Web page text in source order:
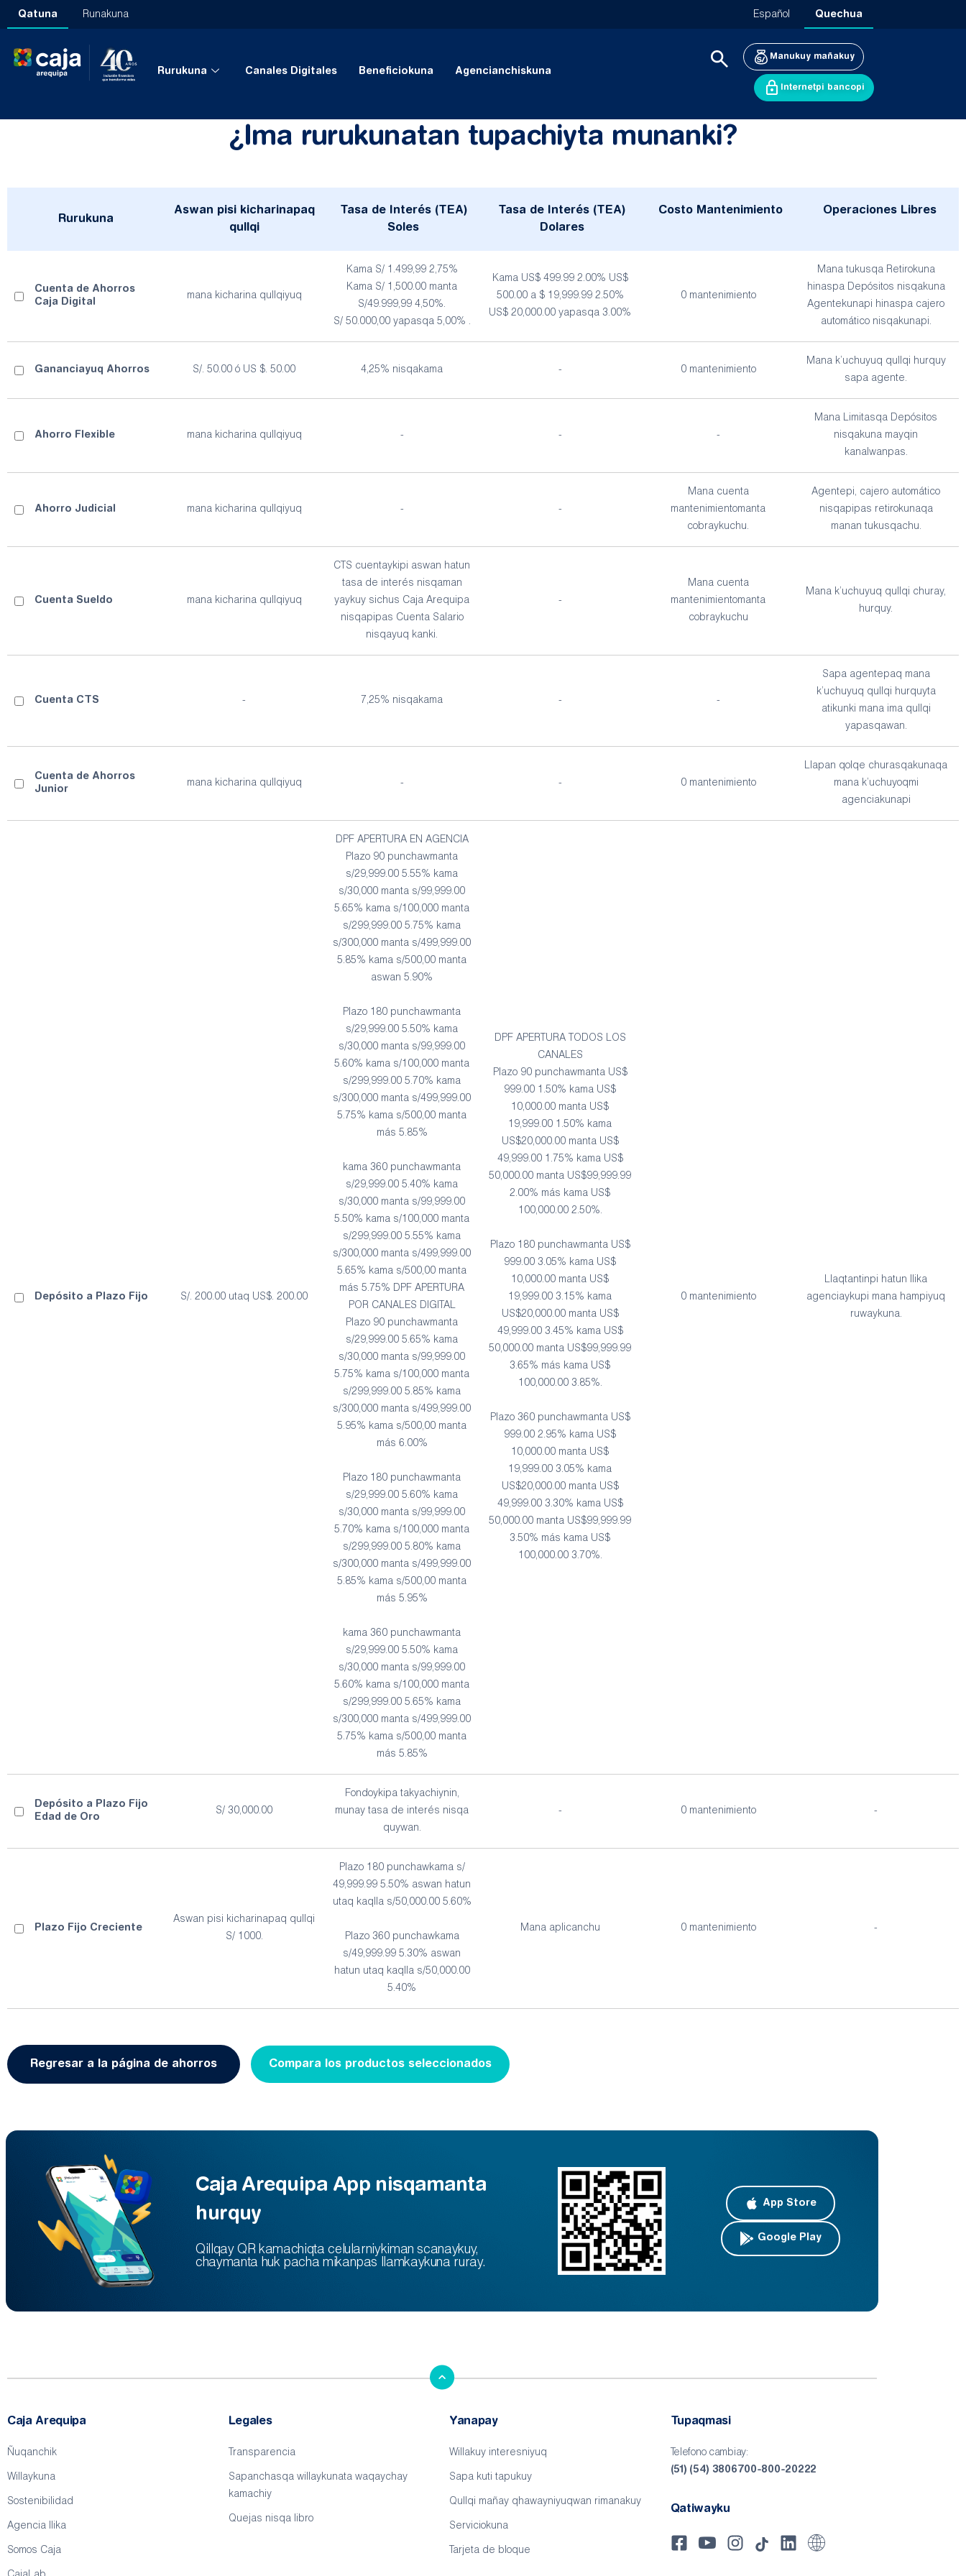
Qatuna Runakuna Español Quechua
Rurukuna Canales Digitales Beneficiokuna Agencianchiskuna
Manukuy mañakuy
Internetpi bancopi
¿Ima rurukunatan tupachiyta munanki?
Rurukuna
Aswan pisi kicharinapaq
qullqi
Tasa de Interés (TEA)
Soles
Tasa de Interés (TEA)
Dolares
Costo Mantenimiento Operaciones Libres
Cuenta de Ahorros
Caja Digital
mana kicharina qullqiyuq
Kama S/ 1.499,99 2,75%
Kama S/ 1,500.00 manta
S/49.999,99 4,50%.
S/ 50.000,00 yapasqa 5,00% .
Kama US$ 499.99 2.00% US$
500.00 a $ 19,999.99 2.50%
US$ 20,000.00 yapasqa 3.00%
0 mantenimiento
Mana tukusqa Retirokuna
hinaspa Depósitos nisqakuna
Agentekunapi hinaspa cajero
automático nisqakunapi.
Gananciayuq Ahorros S/. 50.00 ó US $. 50.00 4,25% nisqakama - 0 mantenimiento
Mana k’uchuyuq qullqi hurquy
sapa agente.
Ahorro Flexible mana kicharina qullqiyuq - - -
Mana Limitasqa Depósitos
nisqakuna mayqin
kanalwanpas.
Ahorro Judicial mana kicharina qullqiyuq - -
Mana cuenta
mantenimientomanta
cobraykuchu.
Agentepi, cajero automático
nisqapipas retirokunaqa
manan tukusqachu.
Cuenta Sueldo mana kicharina qullqiyuq
CTS cuentaykipi aswan hatun
tasa de interés nisqaman
yaykuy sichus Caja Arequipa
nisqapipas Cuenta Salario
nisqayuq kanki.
-
Mana cuenta
mantenimientomanta
cobraykuchu
Mana k’uchuyuq qullqi churay,
hurquy.
Cuenta CTS - 7,25% nisqakama - -
Sapa agentepaq mana
k’uchuyuq qullqi hurquyta
atikunki mana ima qullqi
yapasqawan.
Cuenta de Ahorros
Junior
mana kicharina qullqiyuq - - 0 mantenimiento
Llapan qolqe churasqakunaqa
mana k’uchuyoqmi
agenciakunapi
Depósito a Plazo Fijo S/. 200.00 utaq US$. 200.00
DPF APERTURA EN AGENCIA
Plazo 90 punchawmanta
s/29,999.00 5.55% kama
s/30,000 manta s/99,999.00
5.65% kama s/100,000 manta
s/299,999.00 5.75% kama
s/300,000 manta s/499,999.00
5.85% kama s/500,00 manta
aswan 5.90%
Plazo 180 punchawmanta
s/29,999.00 5.50% kama
s/30,000 manta s/99,999.00
5.60% kama s/100,000 manta
s/299,999.00 5.70% kama
s/300,000 manta s/499,999.00
5.75% kama s/500,00 manta
más 5.85%
kama 360 punchawmanta
s/29,999.00 5.40% kama
s/30,000 manta s/99,999.00
5.50% kama s/100,000 manta
s/299,999.00 5.55% kama
s/300,000 manta s/499,999.00
5.65% kama s/500,00 manta
más 5.75% DPF APERTURA
POR CANALES DIGITAL
Plazo 90 punchawmanta
s/29,999.00 5.65% kama
s/30,000 manta s/99,999.00
5.75% kama s/100,000 manta
s/299,999.00 5.85% kama
s/300,000 manta s/499,999.00
5.95% kama s/500,00 manta
más 6.00%
Plazo 180 punchawmanta
s/29,999.00 5.60% kama
s/30,000 manta s/99,999.00
5.70% kama s/100,000 manta
s/299,999.00 5.80% kama
s/300,000 manta s/499,999.00
5.85% kama s/500,00 manta
más 5.95%
kama 360 punchawmanta
s/29,999.00 5.50% kama
s/30,000 manta s/99,999.00
5.60% kama s/100,000 manta
s/299,999.00 5.65% kama
s/300,000 manta s/499,999.00
5.75% kama s/500,00 manta
más 5.85%
DPF APERTURA TODOS LOS
CANALES
Plazo 90 punchawmanta US$
999.00 1.50% kama US$
10,000.00 manta US$
19,999.00 1.50% kama
US$20,000.00 manta US$
49,999.00 1.75% kama US$
50,000.00 manta US$99,999.99
2.00% más kama US$
100,000.00 2.50%.
Plazo 180 punchawmanta US$
999.00 3.05% kama US$
10,000.00 manta US$
19,999.00 3.15% kama
US$20,000.00 manta US$
49,999.00 3.45% kama US$
50,000.00 manta US$99,999.99
3.65% más kama US$
100,000.00 3.85%.
Plazo 360 punchawmanta US$
999.00 2.95% kama US$
10,000.00 manta US$
19,999.00 3.05% kama
US$20,000.00 manta US$
49,999.00 3.30% kama US$
50,000.00 manta US$99,999.99
3.50% más kama US$
100,000.00 3.70%.
0 mantenimiento
Llaqtantinpi hatun llika
agenciaykupi mana hampiyuq
ruwaykuna.
Depósito a Plazo Fijo
Edad de Oro
S/ 30,000.00
Fondoykipa takyachiynin,
munay tasa de interés nisqa
quywan.
- 0 mantenimiento -
Plazo Fijo Creciente
Aswan pisi kicharinapaq qullqi
S/ 1000.
Plazo 180 punchawkama s/
49,999.99 5.50% aswan hatun
utaq kaqlla s/50,000.00 5.60%
Plazo 360 punchawkama
s/49,999.99 5.30% aswan
hatun utaq kaqlla s/50,000.00
5.40%
Mana aplicanchu 0 mantenimiento -
Regresar a la página de ahorros Compara los productos seleccionados
Caja Arequipa App nisqamanta
hurquy
Qillqay QR kamachiqta celularniykiman scanaykuy,
chaymanta huk pacha mikanpas llamkaykuna ruray.
App Store
Google Play
Caja Arequipa
Ñuqanchik
Willaykuna
Sostenibilidad
Agencia llika
Somos Caja
Legales
Transparencia
Sapanchasqa willaykunata waqaychay
kamachiy
Quejas nisqa libro
Yanapay
Willakuy interesniyuq
Sapa kuti tapukuy
Qullqi mañay qhawayniyuqwan rimanakuy
Serviciokuna
Tarjeta de bloque
Tupaqmasi
Telefono cambiay:
(51) (54) 3806700-800-20222
Qatiwayku